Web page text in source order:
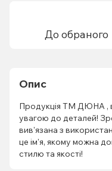
До обраного
Опис
Продукція ТМ ДЮНА ,
увагою до деталей!
вив'язана з
це ім'я, якому можна
стилю та якості!